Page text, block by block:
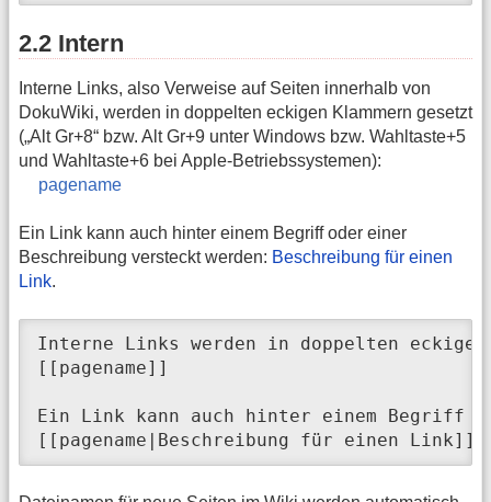
2.2 Intern
Interne Links, also Verweise auf Seiten innerhalb von
DokuWiki, werden in doppelten eckigen Klammern gesetzt
(„Alt Gr+8“ bzw. Alt Gr+9 unter Windows bzw. Wahltaste+5
und Wahltaste+6 bei Apple-Betriebssystemen):
pagename
Ein Link kann auch hinter einem Begriff oder einer
Beschreibung versteckt werden: Beschreibung für einen
Link.
Interne Links werden in doppelten eckigen
[[pagename]]
Ein Link kann auch hinter einem Begriff
[[pagename|Beschreibung für einen Link]].